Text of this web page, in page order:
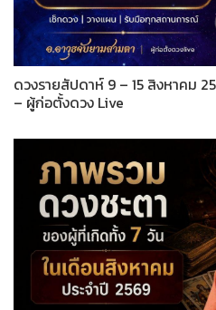
ดวงรายสัปดาห์ 9 – 15 สิงหาคม
– ผู้ก่อตั้งดวง Live